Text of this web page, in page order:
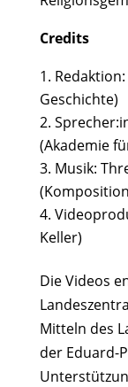
Credits
Geschichte)
(Akademie
Musik:
Keller)
Die Videos
Mitteln des
der Eduard-